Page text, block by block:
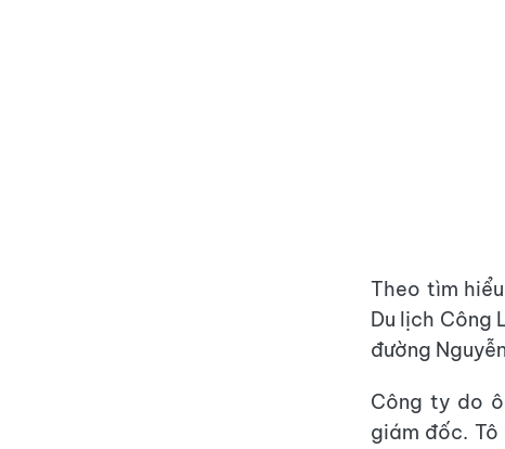
Theo tìm
Du lịch Công
đường
Công ty do
giám đốc.